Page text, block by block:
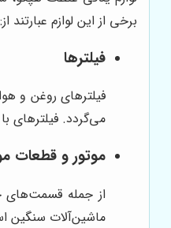
برخی از این لوازم عبارتند از:
فیلترها
فیلترهای روغن و
می‌گردد. فیلترهای
موتور و قطعات
از جمله قسمت‌های
ماشین‌آلات سنگین